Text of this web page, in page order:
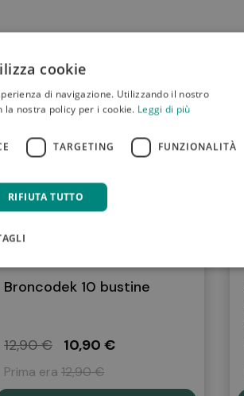
Broncodek 10 bustine
IN OFFERTA
12,90 € 10,90 €
Prima era 12,90 €
cookie
di navigazione. Utilizzando il nostro
nostra policy per i cookie. Leggi di più
TARGETING FUNZIONALITÀ
RIFIUTA TUTTO